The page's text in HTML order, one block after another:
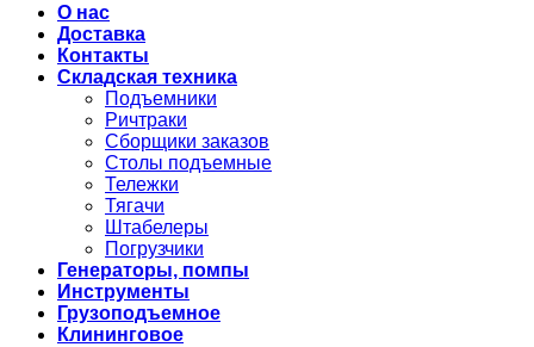
О нас
Доставка
Контакты
Складская техника
Подъемники
Ричтраки
Сборщики заказов
Столы подъемные
Тележки
Тягачи
Штабелеры
Погрузчики
Генераторы, помпы
Инструменты
Грузоподъемное
Клининговое